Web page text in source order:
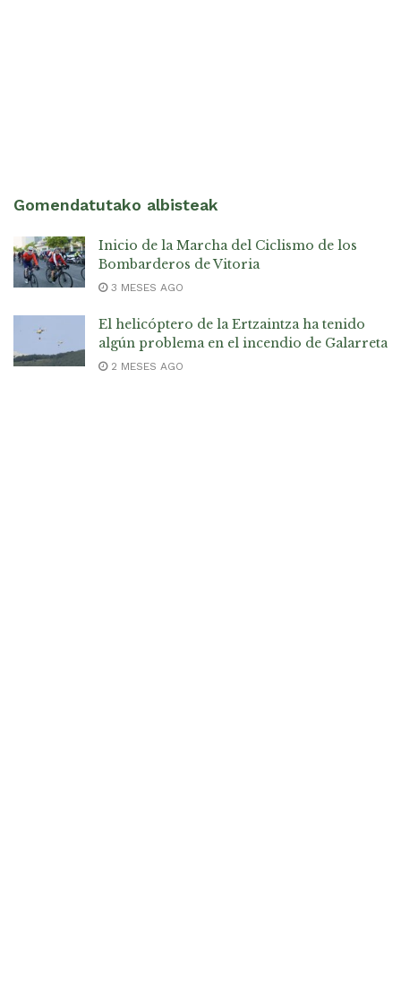
Gomendatutako albisteak
Inicio de la Marcha del Ciclismo de los
Bombarderos de Vitoria
3 MESES AGO
El helicóptero de la Ertzaintza ha tenido
algún problema en el incendio de Galarreta
2 MESES AGO